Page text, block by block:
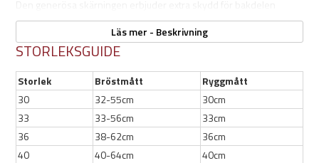
samtidigt som den är designad för att ge bogen maximal
rörelsefrihet. Reflekterande detaljer ökar synligheten och
säkerheten i mörker.
Tack vare justerbara dragskor i nacke och rygg kan täcket anpassas
för en perfekt passform, medan elastiska öglor för bakbenen ser
till att det sitter stadigt på plats vid rörelse.
Trixie Brizon Vintertäcke kombinerar smart design, hög
funktionalitet och stil!
Läs mer - Beskrivning
STORLEKSGUIDE
Storlek Bröstmått
Ryggmått
30
32-55cm
30cm
33
33-56cm
33cm
36
38-62cm
36cm
40
40-64cm
40cm